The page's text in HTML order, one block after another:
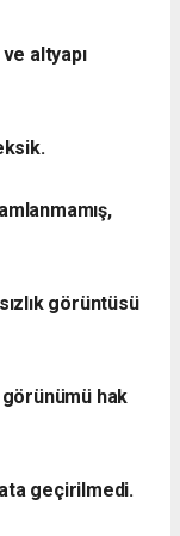
altyapı
görüntüsü
hak
geçirilmedi.